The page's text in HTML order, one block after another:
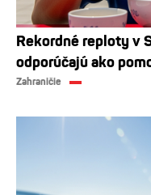
Rekordné reploty v
odporúčajú ako
Zahraničie